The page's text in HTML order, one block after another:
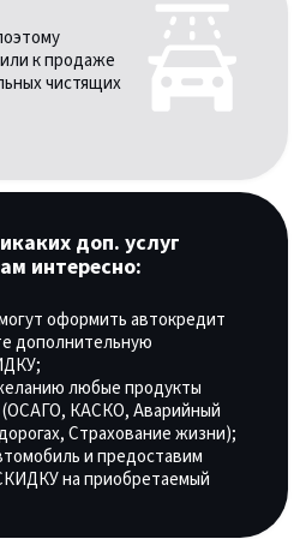
к продаже
чистящих
доп. услуг
интересно:
оформить автокредит
дополнительную
любые продукты
(ОСАГО, КАСКО, Аварийный
Страхование жизни);
и предоставим
на приобретаемый